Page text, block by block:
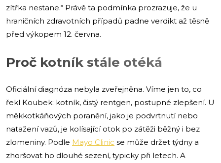
zítřka nestane.“ Právě ta podmínka prozrazuje, že u
hraničních zdravotních případů padne verdikt až těsně
před výkopem 12. června.
Proč kotník stále otéká
Oficiální diagnóza nebyla zveřejněna. Víme jen to, co
řekl Koubek: kotník, čistý rentgen, postupné zlepšení. U
měkkotkáňových poranění, jako je podvrtnutí nebo
natažení vazů, je kolísající otok po zátěži běžný i bez
zlomeniny. Podle Mayo Clinic se může držet týdny a
zhoršovat ho dlouhé sezení, typicky při letech. A